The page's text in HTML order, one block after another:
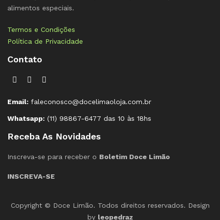
alimentos especiais.
Termos e Condições
Política de Privacidade
Contato
Email: faleconosco@docelimaoloja.com.br
Whatsapp: (11) 98867-6477 das 10 às 18hs
Receba As Novidades
Inscreva-se para receber o Boletim Doce Limão
INSCREVA-SE
Copyright © Doce Limão. Todos direitos reservados. Design
by leopedraz